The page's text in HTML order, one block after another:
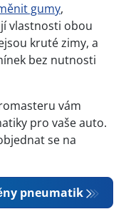
gumy,
vlastnosti obou
kruté zimy, a
bez nutnosti
vám
pro vaše auto.
se na
pneumatik